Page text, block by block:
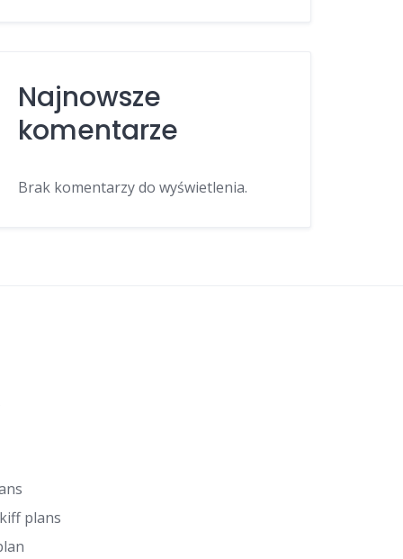
Najnowsze
komentarze
Brak komentarzy do wyświetlenia.
plans